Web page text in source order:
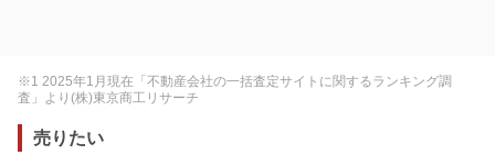
※1 2025年1月現在「不動産会社の一括査定サイトに関するランキング調
査」より(株)東京商工リサーチ
売りたい